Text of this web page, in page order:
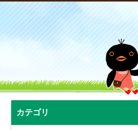
カテゴリ